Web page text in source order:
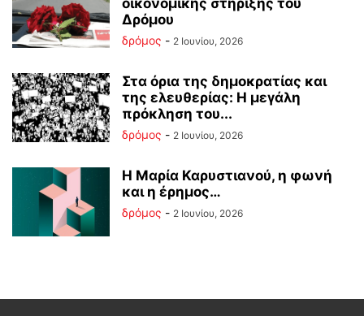
Δρόμου
δρόμος - 2 Ιουνίου, 2026
Στα όρια της δημοκρατίας και
της ελευθερίας: Η μεγάλη
πρόκληση του...
δρόμος - 2 Ιουνίου, 2026
Η Μαρία Καρυστιανού, η φωνή
και η έρημος…
δρόμος - 2 Ιουνίου, 2026